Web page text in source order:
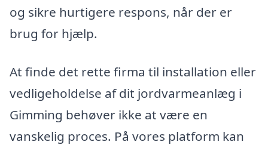
og sikre hurtigere respons, når der er
brug for hjælp.
At finde det rette firma til installation eller
vedligeholdelse af dit jordvarmeanlæg i
Gimming behøver ikke at være en
vanskelig proces. På vores platform kan